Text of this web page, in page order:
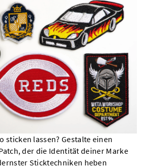
sticken lassen? Gestalte einen
der die Identität deiner Marke
Sticktechniken heben